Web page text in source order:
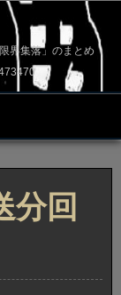
界集落」のまとめ
分回